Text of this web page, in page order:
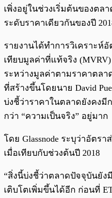
เพิ่งอยู่ในช่วงเริ่มต้นของตล
ระดับราคาเดียวกันของปี
รายงานได้ทำการวิเคราะห์
เทียบมูลค่าที่แท้จริง
ระหว่างมูลค่าตามราคาตล
ที่สร้างขึ้นโดยนาย David
บ่งชี้ว่าราคาในตลาดยังคงมี
กว่า “ความเป็นจริง” อยู่มาก
โดย Glassnode ระบุว่าอัตร
เมื่อเทียบกับช่วงต้นปี 2018
“สิ่งนี้บ่งชี้ว่าตลาดปัจจุบันยัง
เติบโตเพิ่มขึ้นได้อีก ก่อนที่